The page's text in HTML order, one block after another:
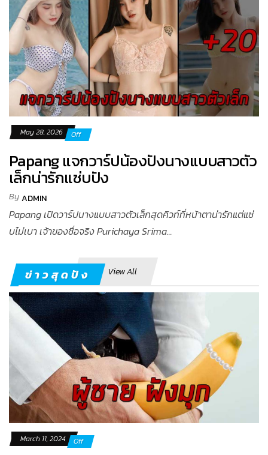
May 28, 2026 Off
Papang แจกวาร์ปน้องปังนางแบบสาวตัว
เล็กน่ารักแซ่บปัง
ByADMIN
Papang เปิดวาร์ปนางแบบสาวตัวเล็กสุดคิวท์ที่หน้าตาน่ารักแต่แซ่
บไม่เบา เจ้าของชื่อจริง Purichaya Srima...
ข่าวสุดปัง View All
March 11, 2024 Off